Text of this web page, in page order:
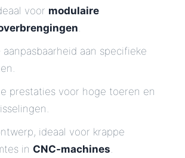
voor modulaire
.
aanpasbaarheid aan specifieke
prestaties voor hoge toeren en
ideaal voor krappe
in CNC-machines.